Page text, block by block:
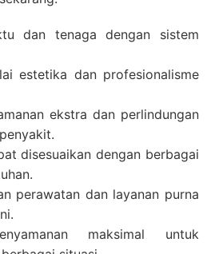
dan tenaga dengan sistem
estetika dan profesionalisme
ekstra dan perlindungan
disesuaikan dengan berbagai
perawatan dan layanan purna
maksimal untuk